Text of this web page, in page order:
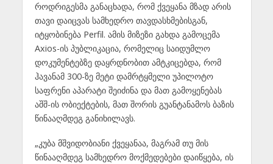
როდრიგესმა განაცხადა, რომ ქვეყანა მზად არის
თავი დაიცვას სამხედრო თავდასხმებისგან,
იტყობინება Perfil. ამის მიზეზი გახდა გამოცემა
Axios-ის პუბლიკაცია, რომელიც საიდუმლო
დოკუმენტებზე დაყრდნობით ამტკიცებდა, რომ
ჰავანამ 300-ზე მეტი დამრტყმელი უპილოტო
საფრენი აპარატი შეიძინა და მათ გამოყენებას
აშშ-ის ობიექტების, მათ შორის გუანტანამოს ბაზის
წინააღმდეგ განიხილავს.
„კუბა მშვიდობიანი ქვეყანაა, მაგრამ თუ მის
წინააღმდეგ სამხედრო მოქმედებები დაიწყება, ის